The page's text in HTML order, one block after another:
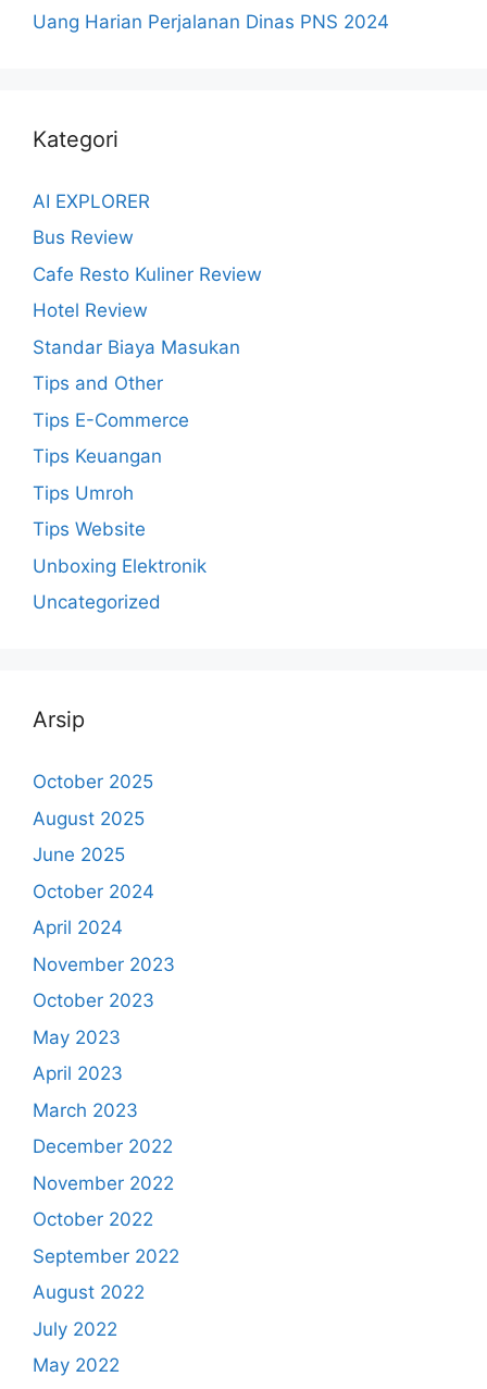
Uang Harian Perjalanan Dinas PNS 2024
Kategori
AI EXPLORER
Bus Review
Cafe Resto Kuliner Review
Hotel Review
Standar Biaya Masukan
Tips and Other
Tips E-Commerce
Tips Keuangan
Tips Umroh
Tips Website
Unboxing Elektronik
Uncategorized
Arsip
October 2025
August 2025
June 2025
October 2024
April 2024
November 2023
October 2023
May 2023
April 2023
March 2023
December 2022
November 2022
October 2022
September 2022
August 2022
July 2022
May 2022